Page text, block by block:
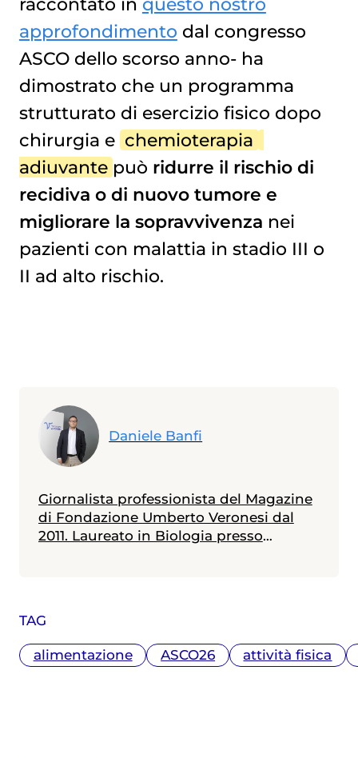
TAG
alimentazione ASCO26 attività fisica
approfondimento dal congresso
ASCO dello scorso anno- ha
dimostrato che un programma
strutturato di esercizio fisico dopo
chirurgia e chemioterapia
adiuvantepuò ridurre il rischio di
recidiva o di nuovo tumore e
migliorare la sopravvivenza nei
pazienti con malattia in stadio III o
II ad alto rischio.
Daniele Banfi
Giornalista professionista del Magazine
di Fondazione Umberto Veronesi dal
2011. Laureato in Biologia presso
Scienza ottenuto presso l'Università La
Sapienza di Roma. In questi anni ha
seguito i principali congressi mondiali